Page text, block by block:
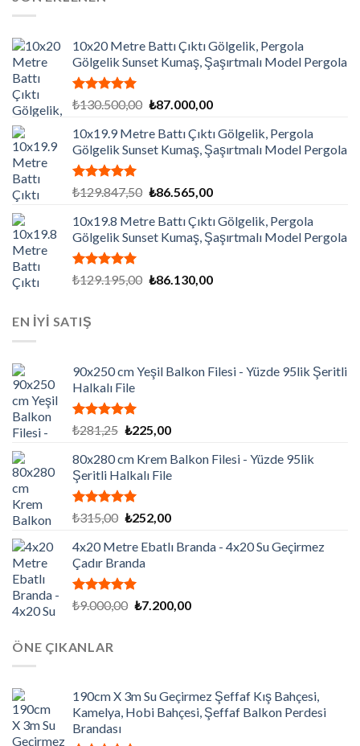
10x20 Metre Battı Çıktı Gölgelik, Pergola
Gölgelik Sunset Kumaş, Şaşırtmalı Model Pergola
5 üzerinden
aldı
₺130.500,00 Orijinal
₺130.500,00.
₺87.000,00Şu
fiyat:
₺87.000,00.
10x19.9 Metre Battı Çıktı Gölgelik, Pergola
Gölgelik Sunset Kumaş, Şaşırtmalı Model Pergola
5 üzerinden
aldı
₺129.847,50 Orijinal
₺129.847,50.
₺86.565,00Şu
fiyat:
₺86.565,00.
10x19.8 Metre Battı Çıktı Gölgelik, Pergola
Gölgelik Sunset Kumaş, Şaşırtmalı Model Pergola
5 üzerinden
₺129.195,00 Orijinal
₺86.130,00Şu
EN İYİ SATIŞ
90x250 cm Yeşil Balkon Filesi - Yüzde 95lik Şeritli
Halkalı File
5 üzerinden
oy
aldı
₺281,25 Orijinal
₺281,25.
₺225,00Şu
fiyat:
₺225,00.
80x280 cm Krem Balkon Filesi - Yüzde 95lik
Şeritli Halkalı File
5 üzerinden
oy
aldı
₺315,00 Orijinal
₺315,00.
₺252,00Şu
fiyat:
4x20 Metre Ebatlı Branda - 4x20 Su Geçirmez
Çadır Branda
5 üzerinden
oy
₺9.000,00 Orijinal
₺7.200,00Şu
ÖNE ÇIKANLAR
190cm X 3m Su Geçirmez Şeffaf Kış Bahçesi,
Kamelya, Hobi Bahçesi, Şeffaf Balkon Perdesi
Brandası